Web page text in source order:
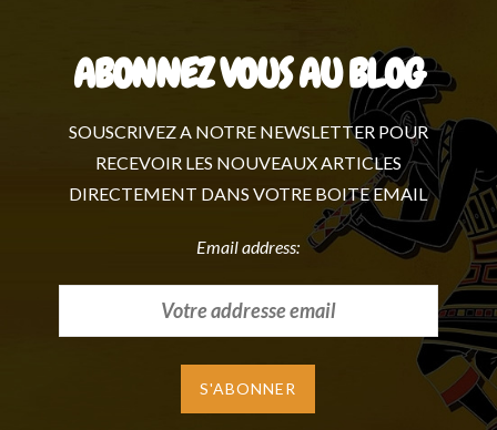
ABONNEZ VOUS AU BLOG
SOUSCRIVEZ A NOTRE NEWSLETTER POUR
RECEVOIR LES NOUVEAUX ARTICLES
DIRECTEMENT DANS VOTRE BOITE EMAIL
Email address: